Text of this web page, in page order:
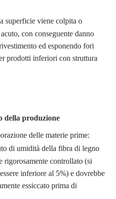
superficie viene colpita o
con conseguente danno
ed esponendo fori
prodotti inferiori con struttura
della produzione
delle materie prime:
di umidità della fibra di legno
rigorosamente controllato (si
inferiore al 5%) e dovrebbe
essiccato prima di